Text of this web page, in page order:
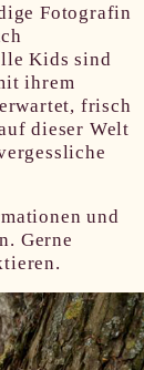
Fotografin
Kids sind
ihrem
frisch
dieser Welt
und
Gerne